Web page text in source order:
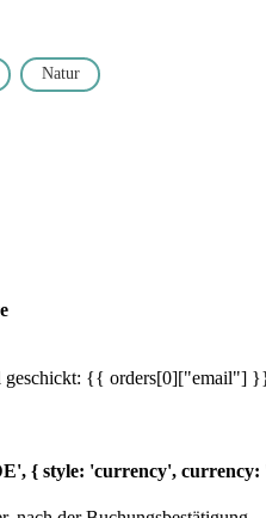
Natur
geschickt: {{ orders[0]["email"]
{ style: 'currency',